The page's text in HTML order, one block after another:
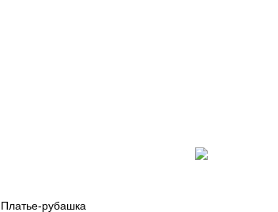
Платье-рубашка